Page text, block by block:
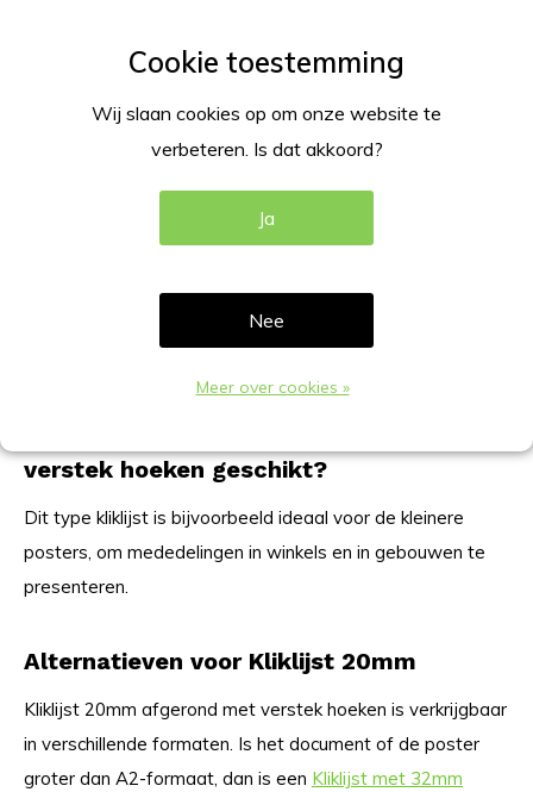
Profiel breedte 20mm afgerond bollend;
Weinig verlies van de zichtmaat (8 mm per zijde);
Gemonteerde verstek hoeken;
Achterwand Polystyreen;
Van hoogwaardig aluminium (zilver geanodiseerd);
Met antireflex beschermfolie (ontspiegeld);
Verkrijgbaar in A5, A4, A3, A2 en A1-formaat;
Binnen gebruik in panden of gebouwen (kliklijst is niet
verstek hoeken geschikt?
Dit type kliklijst is bijvoorbeeld ideaal voor de kleinere
posters, om mededelingen in winkels en in gebouwen te
presenteren.
Alternatieven voor Kliklijst 20mm
Kliklijst 20mm afgerond met verstek hoeken is verkrijgbaar
in verschillende formaten. Is het document of de poster
groter dan A2-formaat, dan is een Kliklijst met 32mm
Wij slaan cookies op om onze website te
verbeteren. Is dat akkoord?
Ja
Nee
Meer over cookies »